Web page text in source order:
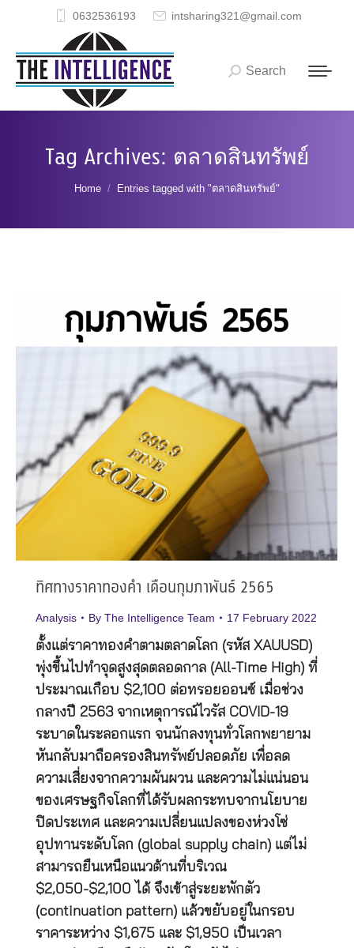
0632536193 intsharing321@gmail.com
Search:
Search
Tag Archives: ตลาดสินทรัพย์
You are here:
Home Entries tagged with "ตลาดสินทรัพย์"
ทิศทางราคาทองคำ เดือนกุมภาพันธ์ 2565
Analysis By The Intelligence Team 17 February 2022
ตั้งแต่ราคาทองคำตามตลาดโลก (รหัส XAUUSD)
พุ่งขึ้นไปทำจุดสูงสุดตลอดกาล (All-Time High) ที่
ประมาณเกือบ $2,100 ต่อทรอยออนซ์ เมื่อช่วง
กลางปี 2563 จากเหตุการณ์ไวรัส COVID-19
ระบาดในระลอกแรก จนนักลงทุนทั่วโลกพยายาม
หันกลับมาถือครองสินทรัพย์ปลอดภัย เพื่อลด
ความเสี่ยงจากความผันผวน และความไม่แน่นอน
ของเศรษฐกิจโลกที่ได้รับผลกระทบจากนโยบาย
ปิดประเทศ และความเปลี่ยนแปลงของห่วงโซ่
อุปทานระดับโลก (global supply chain) แต่ไม่
สามารถยืนเหนือแนวต้านที่บริเวณ
$2,050-$2,100 ได้ จึงเข้าสู่ระยะพักตัว
(continuation pattern) แล้วขยับอยู่ในกรอบ
ราคาระหว่าง $1,675 และ $1,950 เป็นเวลา